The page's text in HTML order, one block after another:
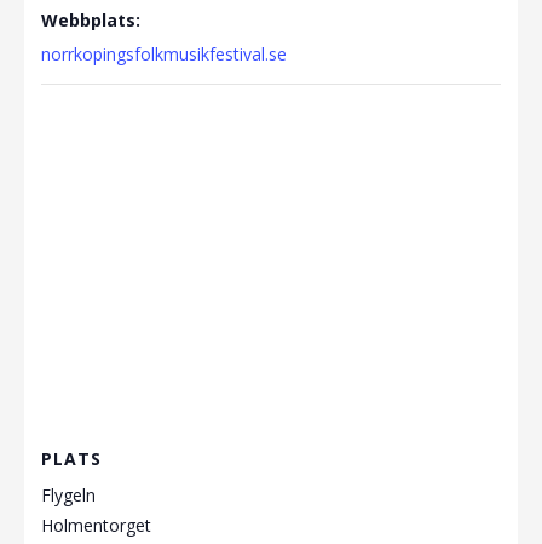
Webbplats:
norrkopingsfolkmusikfestival.se
PLATS
Flygeln
Holmentorget